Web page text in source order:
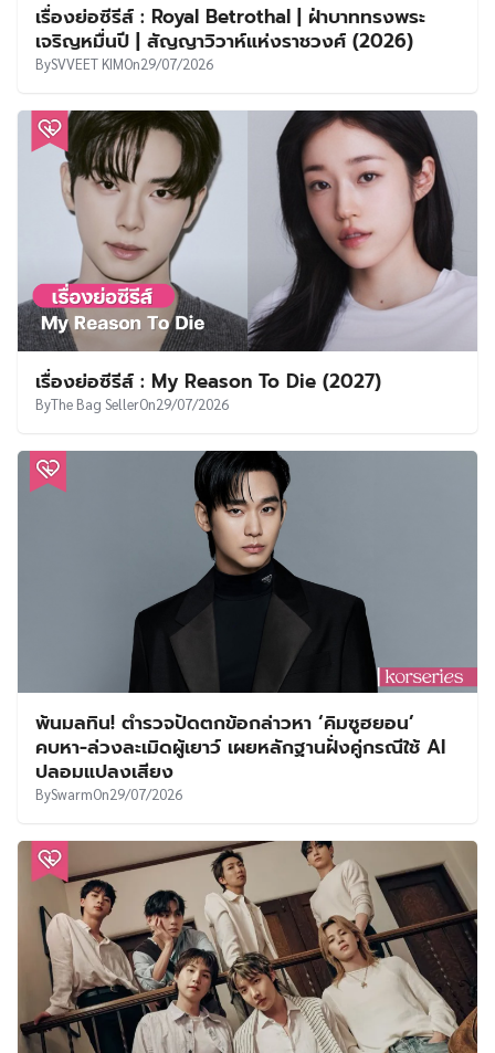
เรื่องย่อซีรีส์ : Royal Betrothal | ฝ่าบาททรงพระ
เจริญหมื่นปี | สัญญาวิวาห์แห่งราชวงศ์ (2026)
BySVVEET KIMOn29/07/2026
เรื่องย่อซีรีส์ : My Reason To Die (2027)
ByThe Bag SellerOn29/07/2026
พ้นมลทิน! ตำรวจปัดตกข้อกล่าวหา ‘คิมซูฮยอน’
คบหา-ล่วงละเมิดผู้เยาว์ เผยหลักฐานฝั่งคู่กรณีใช้ AI
ปลอมแปลงเสียง
BySwarmOn29/07/2026